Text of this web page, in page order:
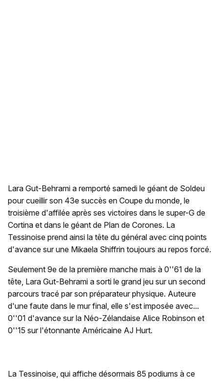
Lara Gut-Behrami a remporté samedi le géant de Soldeu
pour cueillir son 43e succès en Coupe du monde, le
troisième d'affilée après ses victoires dans le super-G de
Cortina et dans le géant de Plan de Corones. La
Tessinoise prend ainsi la tête du général avec cinq points
d'avance sur une Mikaela Shiffrin toujours au repos forcé.
Seulement 9e de la première manche mais à 0''61 de la
tête, Lara Gut-Behrami a sorti le grand jeu sur un second
parcours tracé par son préparateur physique. Auteure
d'une faute dans le mur final, elle s'est imposée avec...
0''01 d'avance sur la Néo-Zélandaise Alice Robinson et
0''15 sur l'étonnante Américaine AJ Hurt.
La Tessinoise, qui affiche désormais 85 podiums à ce